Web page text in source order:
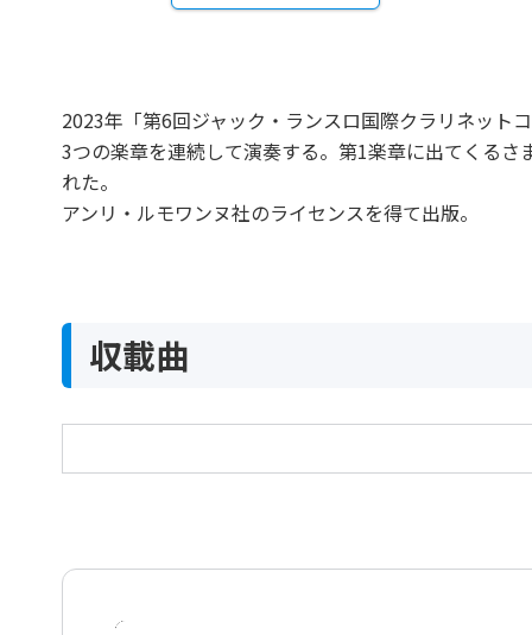
2023年「第6回ジャック・ランスロ国際クラリネット
3つの楽章を連続して演奏する。第1楽章に出てくる
れた。
アンリ・ルモワンヌ社のライセンスを得て出版。
収載曲